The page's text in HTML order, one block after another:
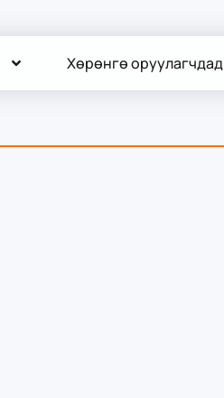
Хөрөнгө оруулагчдад